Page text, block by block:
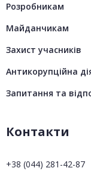
Розробникам
Майданчикам
Захист учасників
Антикорупційна
Запитання та
Контакти
+38 (044) 281-42-87